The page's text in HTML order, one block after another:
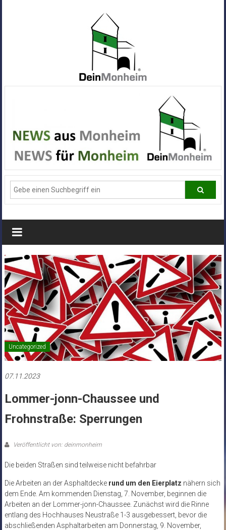
Alle
News
aus
Deiner
Stadt
Monheim
Uncategorized
07.11.2023
Lommer-jonn-Chaussee und
Frohnstraße: Sperrungen
Veröffentlicht von: deinmonheim
Die beiden Straßen sind teilweise nicht befahrbar
Die Arbeiten an der Asphaltdecke rund um den Eierplatz nähern sich
dem Ende. Am kommenden Dienstag, 7. November, beginnen die
Arbeiten an der Lommer-jonn-Chaussee. Zunächst wird die Rinne
entlang des Hochhauses Neustraße 1-3 ausgebessert, bevor die
abschließenden Asphaltarbeiten am Donnerstag, 9. November,